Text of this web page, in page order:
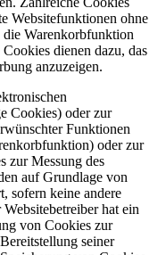
Websitefunktionen ohne
Warenkorbfunktion
dienen dazu, das
anzuzeigen.
Cookies) oder zur
Funktionen
oder zur
zur Messung des
auf Grundlage von
sofern keine andere
hat ein
von Cookies zur
seiner